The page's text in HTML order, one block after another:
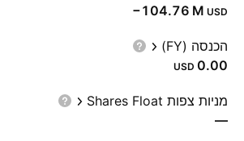
‪−104.76 M‬ USD
הכנסה (FY)
0.00
USD
מניות צפות Shares Float
—